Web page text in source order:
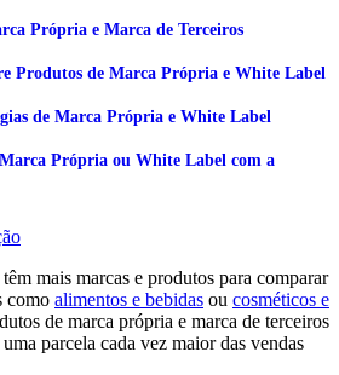
Própria e Marca de Terceiros
Produtos de Marca Própria e White Label
de Marca Própria e White Label
Marca Própria ou White Label com a
mais marcas e produtos para comparar
como alimentos e bebidas ou cosméticos e
de marca própria e marca de terceiros
parcela cada vez maior das vendas